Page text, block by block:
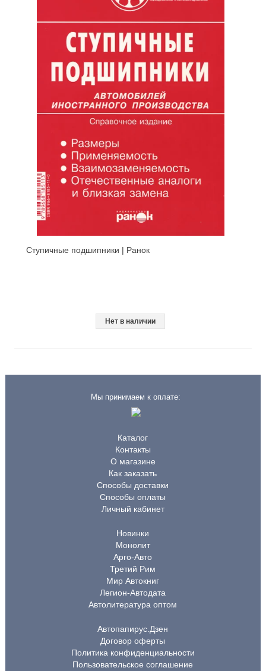
Ступичные подшипники | Ранок
Нет в наличии
Мы принимаем к оплате:
Каталог
Контакты
О магазине
Как заказать
Способы доставки
Способы оплаты
Личный кабинет
Новинки
Монолит
Арго-Авто
Третий Рим
Мир Автокниг
Легион-Автодата
Автолитература оптом
Автопапирус.Дзен
Договор оферты
Политика конфиденциальности
Пользовательское соглашение